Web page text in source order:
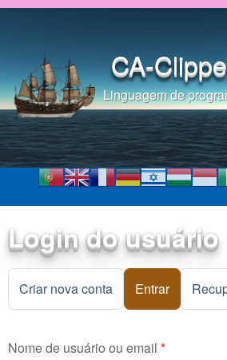
Pular para o
CA-
Linguagem de
Login do usuário
Criar nova conta Entrar(aba
Nome de usuário ou email *